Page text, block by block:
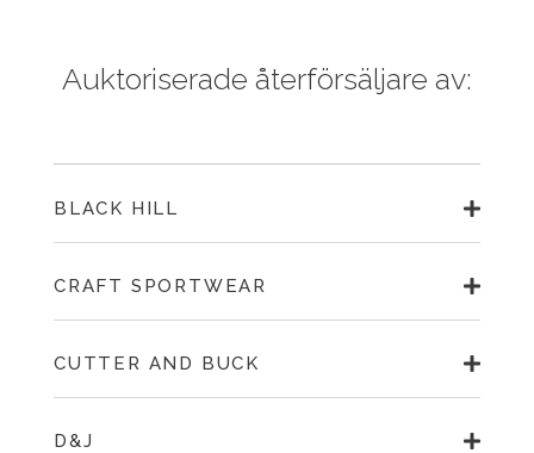
Auktoriserade återförsäljare av:
BLACK HILL
CRAFT SPORTWEAR
CUTTER AND BUCK
D&J